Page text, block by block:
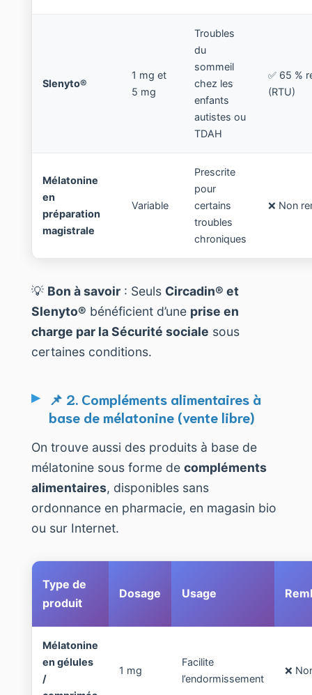
Slenyto®
1 mg et
5 mg
Troubles
du
sommeil
chez les
enfants
autistes ou
TDAH
✅ 65 %
(RTU)
Mélatonine
en
préparation
magistrale
Variable
Prescrite
pour
certains
troubles
chroniques
❌ Non
💡 Bon à savoir : Seuls Circadin® et
Slenyto® bénéficient d’une prise en
charge par la Sécurité sociale sous
certaines conditions.
📌 2. Compléments alimentaires à
base de mélatonine (vente libre)
On trouve aussi des produits à base de
mélatonine sous forme de compléments
alimentaires, disponibles sans
ordonnance en pharmacie, en magasin bio
ou sur Internet.
Type de
produit
Dosage Usage
Mélatonine
en gélules
/
1 mg
Facilite
l’endormissement
❌